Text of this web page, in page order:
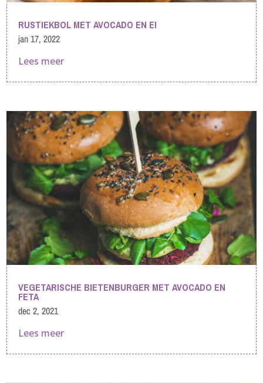
RUSTIEKBOL MET AVOCADO EN EI
jan 17, 2022
Lees meer
VEGETARISCHE BIETENBURGER MET AVOCADO EN
FETA
dec 2, 2021
Lees meer